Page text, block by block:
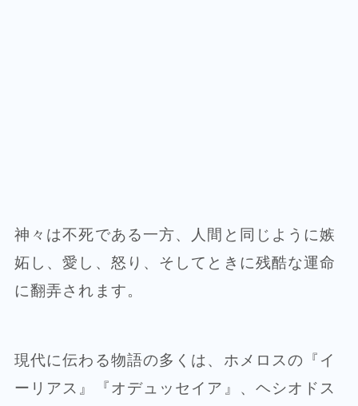
神々は不死である一方、人間と同じように嫉
妬し、愛し、怒り、そしてときに残酷な運命
に翻弄されます。
現代に伝わる物語の多くは、ホメロスの『イ
ーリアス』『オデュッセイア』、ヘシオドス